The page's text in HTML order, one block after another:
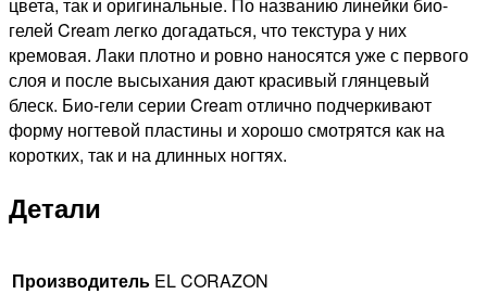
цвета, так и оригинальные. По названию линейки био-
гелей Cream легко догадаться, что текстура у них
кремовая. Лаки плотно и ровно наносятся уже с первого
слоя и после высыхания дают красивый глянцевый
блеск. Био-гели серии Cream отлично подчеркивают
форму ногтевой пластины и хорошо смотрятся как на
коротких, так и на длинных ногтях.
Детали
Производитель EL CORAZON